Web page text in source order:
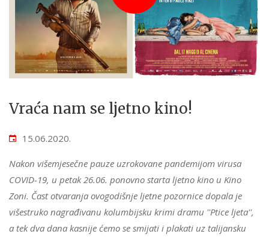
Vraća nam se ljetno kino!
15.06.2020.
Nakon višemjesečne pauze uzrokovane pandemijom virusa
COVID-19, u petak 26.06. ponovno starta ljetno kino u Kino
Zoni. Čast otvaranja ovogodišnje ljetne pozornice dopala je
višestruko nagrađivanu kolumbijsku krimi dramu ''Ptice ljeta'',
a tek dva dana kasnije ćemo se smijati i plakati uz talijansku